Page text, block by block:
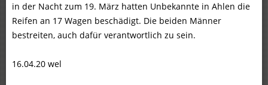
in der Nacht zum 19. März hatten Unbekannte in Ahlen die
Reifen an 17 Wagen beschädigt. Die beiden Männer
bestreiten, auch dafür verantwortlich zu sein.
16.04.20 wel